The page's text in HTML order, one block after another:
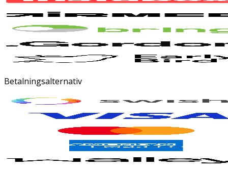
Betalningsalternativ